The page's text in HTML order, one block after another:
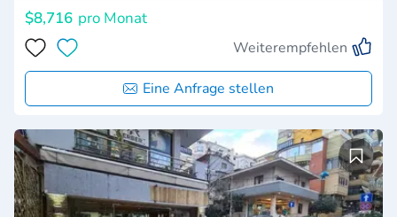
$8,716 pro Monat
Weiterempfehlen
Eine Anfrage stellen